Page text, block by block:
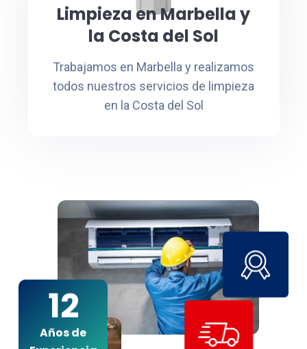
Limpieza en Marbella y
la Costa del Sol
Trabajamos en Marbella y realizamos
todos nuestros servicios de limpieza
en la Costa del Sol
12
Años de
Experiencia